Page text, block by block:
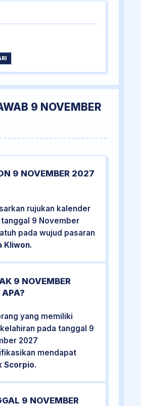
9 NOVEMBER
9 NOVEMBER 2027
rujukan kalender
9 November
pada wujud pasaran
Kliwon.
9 NOVEMBER
yang memiliki
pada tanggal 9
2027
mendapat
Scorpio.
9 NOVEMBER